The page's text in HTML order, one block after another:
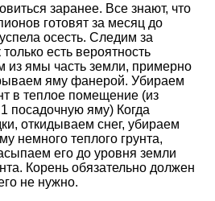
заранее. Все знают, что
готовят за месяц до
осесть. Следим за
есть вероятность
из ямы часть земли, примерно
яму фанерой. Убираем
в теплое помещение (из
посадочную яму) Когда
откидываем снег, убираем
немного теплого грунта,
его до уровня земли
Корень обязательно должен
не нужно.